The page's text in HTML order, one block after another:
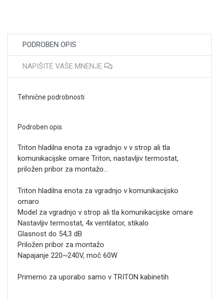
PODROBEN OPIS
NAPIŠITE VAŠE MNENJE
Tehnične podrobnosti
Podroben opis
Triton hladilna enota za vgradnjo v v strop ali tla
komunikacijske omare Triton, nastavljiv termostat,
priložen pribor za montažo...
Triton hladilna enota za vgradnjo v komunikacijsko
omaro
Model za vgradnjo v strop ali tla komunikacijske omare
Nastavljiv termostat, 4x ventilator, stikalo
Glasnost do 54,3 dB
Priložen pribor za montažo
Napajanje 220~240V, moč 60W
Primerno za uporabo samo v TRITON kabinetih